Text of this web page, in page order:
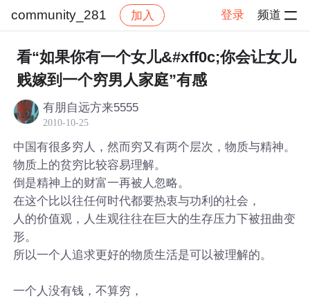
community_281 加入 登录 频道
社区 community_281 帖子详情
看“如果你有一个女儿&#xff0c;你会让女儿
贱嫁到一个穷男人家庭”有感
有朋自远方来5555
2010-10-25
中国有很多穷人，然而穷又有两个层次，物质与精神。
物质上的贫穷比较容易理解。
倒是精神上的财富一再被人忽略。
在这个比以往任何时代都要热衷与功利的社会，
人的价值观，人生观往往在巨大的生存压力下被扭曲变
形。
所以一个人追求更好的物质生活是可以被理解的。
一个人没有钱，不算穷，